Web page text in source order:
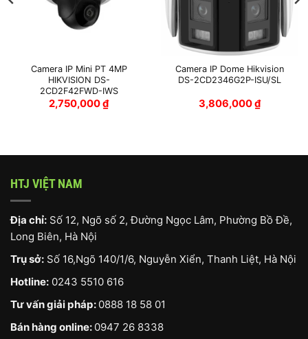
Camera IP Mini PT 4MP
HIKVISION DS-
2CD2F42FWD-IWS
2,750,000₫
Camera IP Dome Hikvision
DS-2CD2346G2P-ISU/SL
3,806,000₫
HTJ VIỆT NAM
Địa chỉ: Số 12, Ngõ số 2, Đường Ngọc Lâm, Phường Bồ Đề,
Long Biên, Hà Nội
Trụ sở: Số 16,Ngõ 140/1/6, Nguyễn Xiển, Thanh Liệt, Hà Nội
Hotline: 0243 5510 616
Tư vấn giải pháp: 0888 18 58 01
Bán hàng online: 0947 26 8338